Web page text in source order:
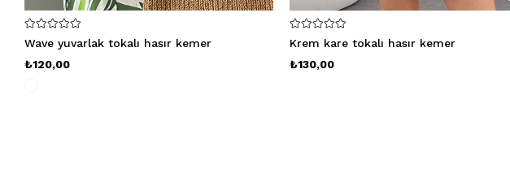
Wave yuvarlak tokalı hasır kemer
₺120,00
Krem kare tokalı hasır kemer
₺130,00